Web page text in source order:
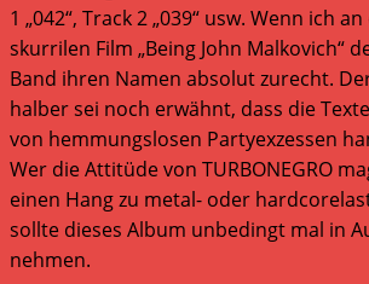
1 „042“, Track 2 „039“ usw. Wenn ich
skurrilen Film „Being John Malkovich“
Band ihren Namen absolut zurecht.
halber sei noch erwähnt, dass die
von hemmungslosen Partyexzessen
Wer die Attitüde von TURBONEGRO
einen Hang zu metal- oder
sollte dieses Album unbedingt mal in
nehmen.